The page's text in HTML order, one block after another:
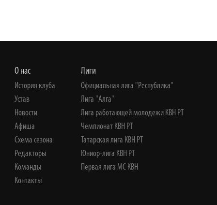
О нас
История клуба
Устав
Новости
Афиша
Схема сезона
Редакторы
Команды
Контакты
Лиги
Официальная лига "Республика"
Лига "Алга"
Лига работающей молодежи КВН РТ
Чемпионат КВН РТ
Татарская лига КВН РТ
Юниор-лига КВН РТ
Первая лига МС КВН